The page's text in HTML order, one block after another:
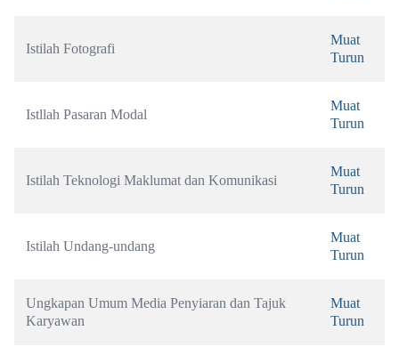
Istilah Fotografi
Muat
Turun
Istllah Pasaran Modal
Muat
Turun
Istilah Teknologi Maklumat dan Komunikasi
Muat
Turun
Istilah Undang-undang
Muat
Turun
Ungkapan Umum Media Penyiaran dan Tajuk
Karyawan
Muat
Turun